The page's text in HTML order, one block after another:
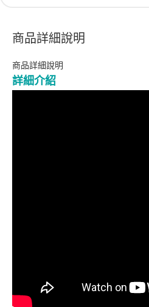
商品詳細說明
商品詳細說明
詳細介紹